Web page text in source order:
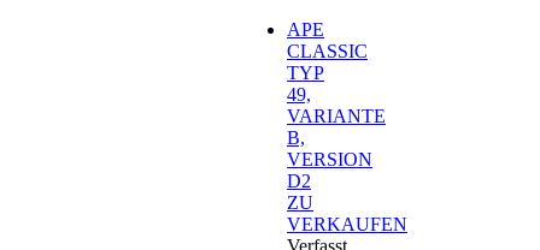
APE
CLASSIC
TYP
49,
VARIANTE
B,
VERSION
D2
ZU
VERKAUFEN
Verfasst